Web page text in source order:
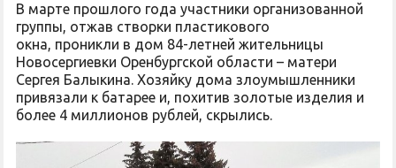
В марте прошлого года участники организованной
группы, отжав створки пластикового
окна, проникли в дом 84-летней жительницы
Новосергиевки Оренбургской области – матери
Сергея Балыкина. Хозяйку дома злоумышленники
привязали к батарее и, похитив золотые изделия и
более 4 миллионов рублей, скрылись.